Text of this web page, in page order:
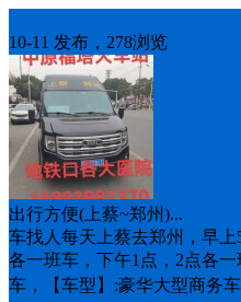
10-11 发布，278浏览
出行方便(上蔡~郑州)...
车找人每天上蔡去郑州，早
各一班车，下午1点，2点各
车，【车型】:豪华大型商务